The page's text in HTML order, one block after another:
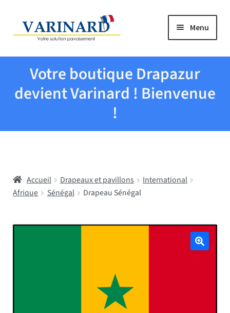
Aller à la navigation
Aller au contenu Menu
Tous les produits
Drapeaux et pavillons
Écoles
Votre boutique Drapazur
devient Varinard ! Bienvenue
!
Accueil Drapeaux et pavillons
International
Afrique
Sénégal Drapeau Sénégal